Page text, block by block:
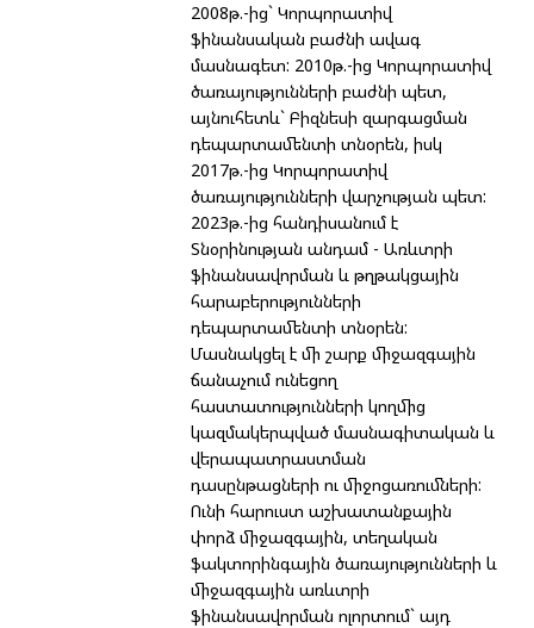
2008թ.-ից` Կորպորատիվ
ֆինանսական բաժնի ավագ
մասնագետ: 2010թ.-ից Կորպորատիվ
ծառայությունների բաժնի պետ,
այնուհետև` Բիզնեսի զարգացման
դեպարտամենտի տնօրեն, իսկ
2017թ.-ից Կորպորատիվ
ծառայությունների վարչության պետ:
2023թ.-ից հանդիսանում է
Տնօրինության անդամ - Առևտրի
ֆինանսավորման և թղթակցային
հարաբերությունների
դեպարտամենտի տնօրեն:
Մասնակցել է մի շարք միջազգային
ճանաչում ունեցող
հաստատությունների կողմից
կազմակերպված մասնագիտական և
վերապատրաստման
դասընթացների ու միջոցառումների:
Ունի հարուստ աշխատանքային
փորձ միջազգային, տեղական
ֆակտորինգային ծառայությունների և
միջազգային առևտրի
ֆինանսավորման ոլորտում` այդ